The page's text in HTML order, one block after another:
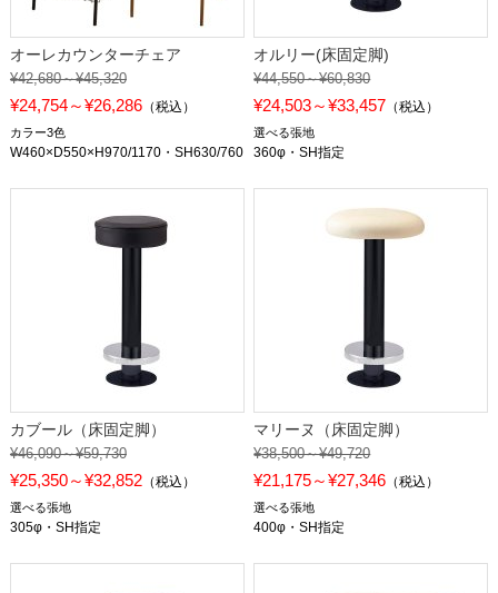
オーレカウンターチェア
¥42,680～¥45,320
¥24,754～¥26,286（税込）
カラー3色
W460×D550×H970/1170・SH630/760
オルリー(床固定脚)
¥44,550～¥60,830
¥24,503～¥33,457 （税込）
選べる張地
360φ・SH指定
カブール（床固定脚）
¥46,090～¥59,730
¥25,350～¥32,852（税込）
選べる張地
305φ・SH指定
マリーヌ（床固定脚）
¥38,500～¥49,720
¥21,175～¥27,346 （税込）
選べる張地
400φ・SH指定